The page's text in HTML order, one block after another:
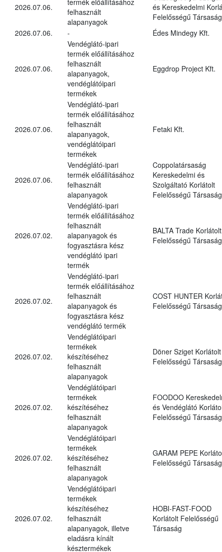
2026.07.06.
felhasznált
alapanyagok
és Kereskedelmi
Felelősségű Társaság
2026.07.06.
- Édes Mindegy Kft.
2026.07.06.
Vendéglátó-ipari
termék előállításához
felhasznált
alapanyagok,
vendéglátóipari
termékek
Eggdrop Project Kft.
2026.07.06.
Vendéglátó-ipari
termék előállításához
felhasznált
alapanyagok,
vendéglátóipari
termékek
Fetaki Kft.
2026.07.06.
Vendéglátó-ipari
termék előállításához
felhasznált
alapanyagok
Coppolatársaság
Kereskedelmi és
Szolgáltató Korlátolt
Felelősségű Társaság
2026.07.02.
Vendéglátó-ipari
termék előállításához
felhasznált
alapanyagok és
fogyasztásra kész
vendéglátó ipari
termék
BALTA Trade Korlátolt
Felelősségű Társaság
2026.07.02.
Vendéglátó-ipari
termék előállításához
felhasznált
alapanyagok és
fogyasztásra kész
vendéglátó termék
COST HUNTER
Felelősségű Társaság
2026.07.02.
Vendéglátóipari
termékek
készítéséhez
felhasznált
alapanyagok
Döner Sziget Korlátolt
Felelősségű Társaság
2026.07.02.
Vendéglátóipari
termékek
készítéséhez
felhasznált
alapanyagok
FOODOO
és Vendéglátó
Felelősségű Társaság
2026.07.02.
Vendéglátóipari
termékek
készítéséhez
felhasznált
alapanyagok
GARAM PEPE
Felelősségű Társaság
2026.07.02.
Vendéglátóipari
termékek
készítéséhez
felhasznált
alapanyagok, illetve
eladásra kínált
késztermékek
HOBI-FAST-FOOD
Korlátolt Felelősségű
Társaság